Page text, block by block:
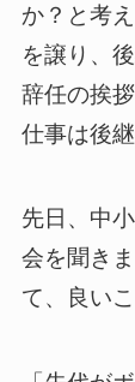
か？と考
を譲り、
辞任の挨
仕事は後
先日、中
会を聞き
て、良い